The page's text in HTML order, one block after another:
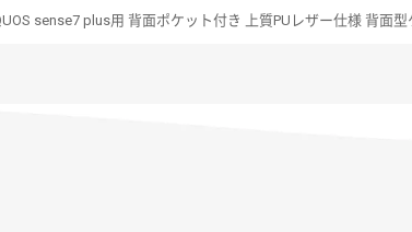
sense7 plus用 背面ポケット付き 上質PUレザー仕様 背面型